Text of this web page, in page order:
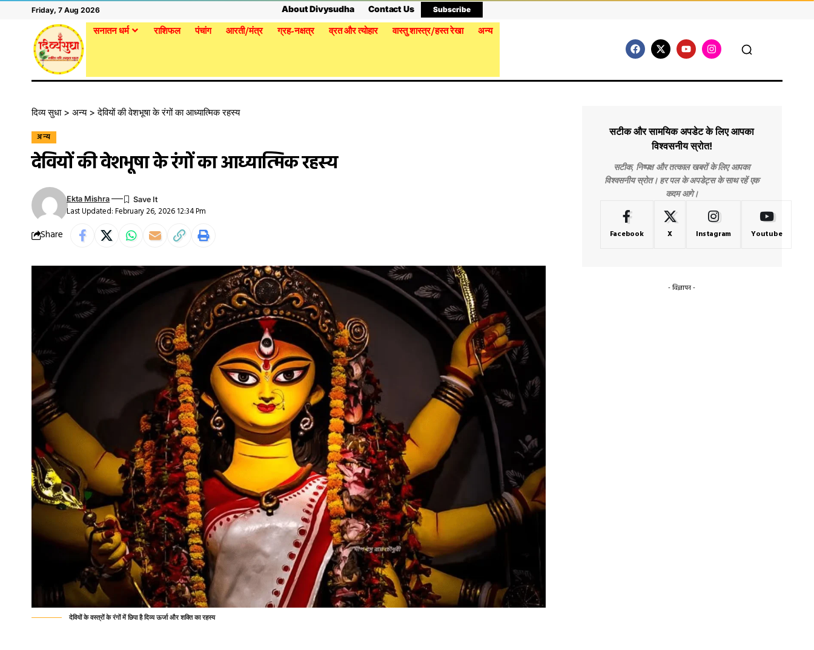
Friday, 7 Aug 2026 About Divysudha Contact Us Subscribe
सनातन धर्म राशिफल पंचांग आरती/मंत्र ग्रह-नक्षत्र व्रत और त्योहार वास्तु शास्त्र/हस्त रेखा अन्य
दिव्य सुधा> अन्य>देवियों की वेशभूषा के रंगों का आध्यात्मिक रहस्य
अन्य
देवियों की वेशभूषा के रंगों का आध्यात्मिक रहस्य
Last Updated: February 26, 2026 12:34 Pm
Ekta Mishra
Share
देवियों के वस्त्रों के रंगों में छिपा है दिव्य ऊर्जा और शक्ति का रहस्य
सटीक और सामयिक अपडेट के लिए आपका
विश्वसनीय स्रोत!
सटीक, निष्पक्ष और तत्काल खबरों के लिए आपका
विश्वसनीय स्रोत। हर पल के अपडेट्स के साथ रहें एक
कदम आगे।
Facebook X Instagram Youtube
- विज्ञापन -